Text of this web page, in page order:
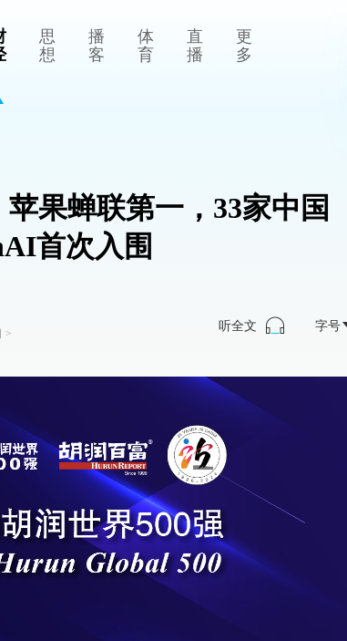
思
想
播
客
体
育
直
播
更
多
果蝉联第一，33家中国
首次入围
>
听全文 字号